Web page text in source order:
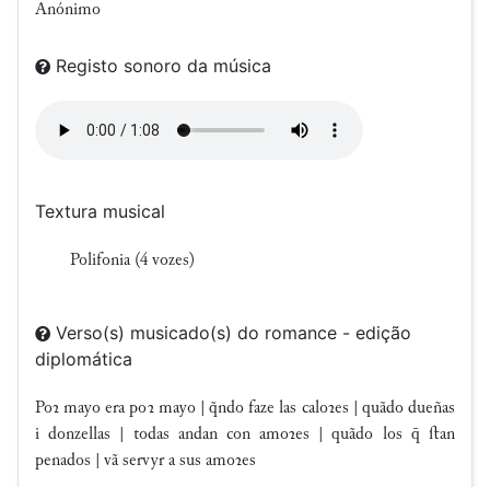
Anónimo
Registo sonoro da música
Textura musical
Polifonia (4 vozes)
diplomática
Poꝛ mayo era poꝛ mayo | q̃ndo faze las caloꝛes | quãdo dueñas
i donzellas | todas andan con amoꝛes | quãdo los  ſtan
penados | vã servyr a sus amoꝛes